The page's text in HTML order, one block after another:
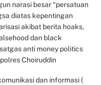
narasi besar “persatuan
diatas kepentingan
akibat berita hoaks,
dan black
anti money politics
Choiruddin
dan informasi (